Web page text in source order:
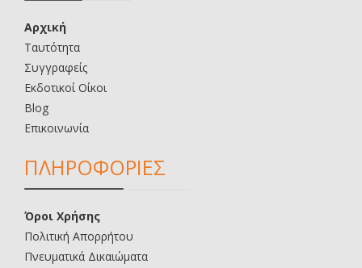
Αρχική
Ταυτότητα
Συγγραφείς
Εκδοτικοί Οίκοι
Blog
Επικοινωνία
ΠΛΗΡΟΦΟΡΙΕΣ
Όροι Χρήσης
Πολιτική Απορρήτου
Πνευματικά Δικαιώματα